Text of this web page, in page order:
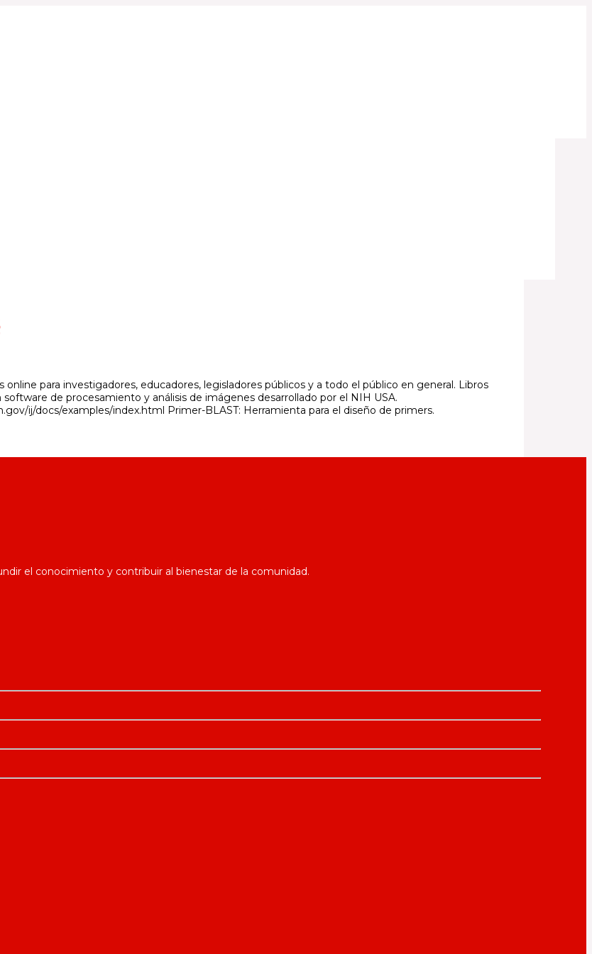
para investigadores, educadores, legisladores públicos y a todo el público en general. Libros
de procesamiento y análisis de imágenes desarrollado por el NIH USA.
ij/docs/examples/index.html Primer-BLAST: Herramienta para el diseño de primers.
el conocimiento y contribuir al bienestar de la comunidad.